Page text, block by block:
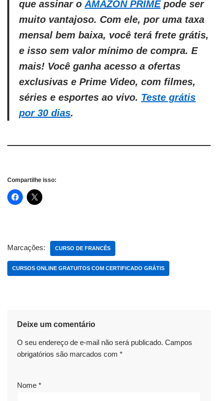
que assinar o AMAZON PRIMEpode ser
muito vantajoso. Com ele, por uma taxa
mensal bem baixa, você terá frete grátis,
e isso sem valor mínimo de compra. E
mais! Você ganha acesso a ofertas
exclusivas e Prime Video, com filmes,
séries e esportes ao vivo. Teste grátis
por 30 dias.
Compartilhe isso:
Marcações: CURSO DE FRANCÊS
CURSOS ONLINE GRATUITOS COM CERTIFICADO GRÁTIS
Deixe um comentário
O seu endereço de e-mail não será publicado. Campos
obrigatórios são marcados com *
Nome *